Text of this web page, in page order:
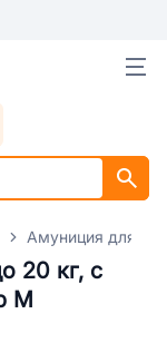
Амуниция для
20 кг, с
M